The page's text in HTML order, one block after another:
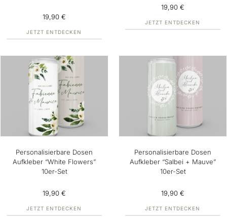
19,90 €
JETZT ENTDECKEN
19,90 €
JETZT ENTDECKEN
Personalisierbare Dosen
Aufkleber “White Flowers”
10er-Set
19,90 €
JETZT ENTDECKEN
Personalisierbare Dosen
Aufkleber “Salbei + Mauve”
10er-Set
19,90 €
JETZT ENTDECKEN